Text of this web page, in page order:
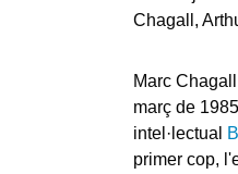
Chagall,
Marc
març de
intel·lectual
primer cop,